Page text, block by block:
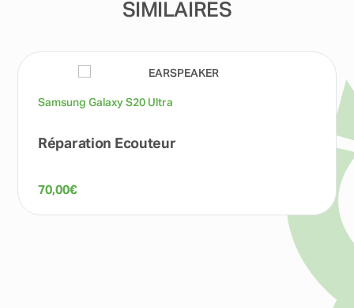
SIMILAIRES
Samsung Galaxy S20 Ultra
Réparation Ecouteur
70,00€